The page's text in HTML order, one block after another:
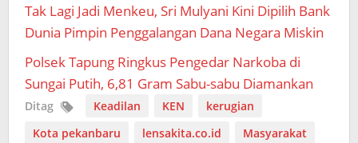
Tak Lagi Jadi Menkeu, Sri Mulyani Kini Dipilih Bank
Dunia Pimpin Penggalangan Dana Negara Miskin
Polsek Tapung Ringkus Pengedar Narkoba di
Sungai Putih, 6,81 Gram Sabu-sabu Diamankan
Ditag Keadilan KEN
kerugian
Kota pekanbaru
lensakita.co.id
Masyarakat